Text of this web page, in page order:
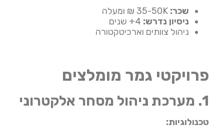
שכר:
ניסיון נדרש:
ניהול צוותים וארכיטקטורה
פרויקטי גמר מומלצים
1. מערכת ניהול מסחר אלקטרוני
טכנולוגיות: